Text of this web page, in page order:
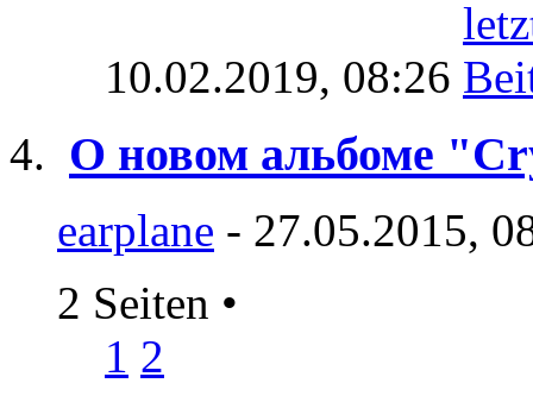
10.02.2019, 08:26
O новом альбоме
earplane - 27.05.2015,
2 Seiten •
1 2